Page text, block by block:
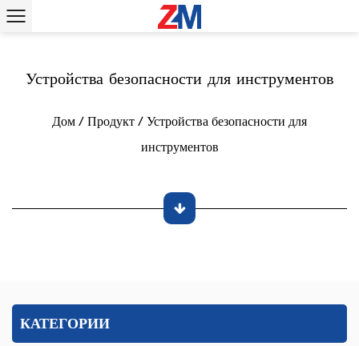
Устройства безопасности для инструментов
Дом / Продукт / Устройства безопасности для
инструментов
КАТЕГОРИИ